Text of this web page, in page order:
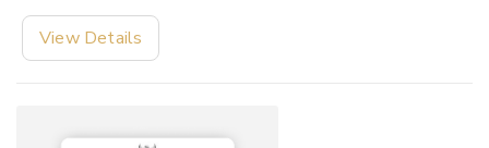
View Details